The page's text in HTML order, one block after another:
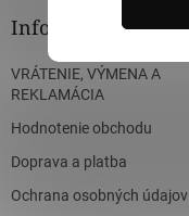
Informácie pre vás
VRÁTENIE, VÝMENA A
REKLAMÁCIA
Hodnotenie obchodu
Doprava a platba
Ochrana osobných údajov